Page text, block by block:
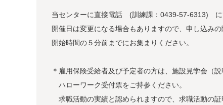
当センターに直接電話 (訓練課：0439-57-6313) に
開催日は変更になる場合もありますので、申し込み
開始時間の５分前までにお集まりください。
＊雇用保険受給者及び予定者の方は、施設見学会（
ハローワーク受付票をご持参ください。
求職活動の実績と認められますので、求職活動の証